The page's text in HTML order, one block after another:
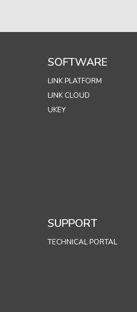
SOFTWARE
LINK PLATFORM
LINK CLOUD
UKEY
SUPPORT
TECHNICAL PORTAL